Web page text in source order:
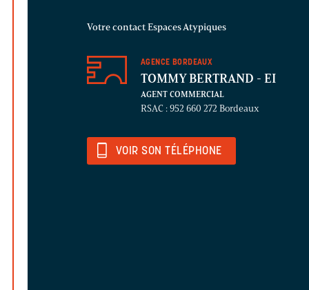
Votre contact Espaces Atypiques
AGENCE BORDEAUX
TOMMY BERTRAND - EI
AGENT COMMERCIAL
RSAC : 952 660 272 Bordeaux
VOIR SON TÉLÉPHONE